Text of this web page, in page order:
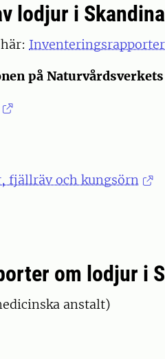
lodjur i
på
fjällräv och kungsörn
om lodjur i
anstalt)